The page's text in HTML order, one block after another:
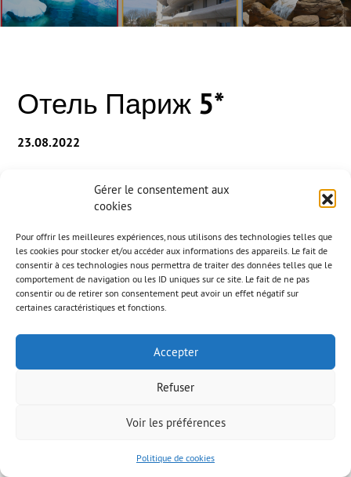
Gérer le consentement aux
cookies
Pour offrir les meilleures expériences, nous utilisons des technologies telles que
les cookies pour stocker et/ou accéder aux informations des appareils. Le fait de
consentir à ces technologies nous permettra de traiter des données telles que le
comportement de navigation ou les ID uniques sur ce site. Le fait de ne pas
consentir ou de retirer son consentement peut avoir un effet négatif sur
certaines caractéristiques et fonctions.
Accepter
Refuser
Voir les préférences
Politique de cookies
Отель Париж 5*
23.08.2022
Компания внесла вклад в торкретирование
Сольнье в Париже
Установка панелей Trespa и проекция в торкретбетон.
© AAB 2023 Правовая информация